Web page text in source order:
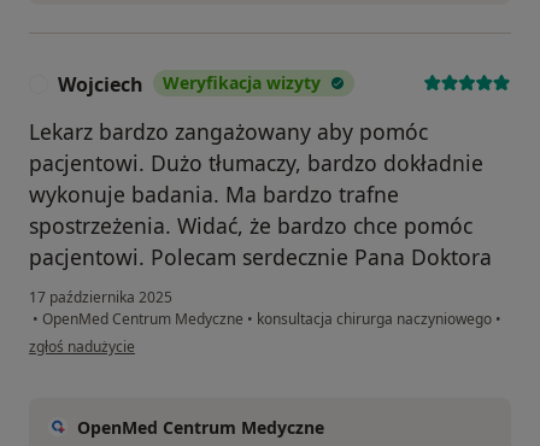
Wojciech Weryfikacja wizyty
Lekarz bardzo zangażowany aby pomóc
pacjentowi. Dużo tłumaczy, bardzo dokładnie
wykonuje badania. Ma bardzo trafne
spostrzeżenia. Widać, że bardzo chce pomóc
pacjentowi. Polecam serdecznie Pana Doktora
17 października 2025
• OpenMed Centrum Medyczne • konsultacja chirurga naczyniowego •
w opinii użytkownika Wojciech
zgłoś nadużycie
OpenMed Centrum Medyczne